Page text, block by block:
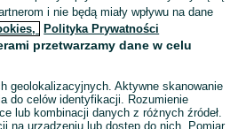
Koszt paczki InPost to 20zł
prosimy o przesłanie danych do
lub SMS.
Kup
i nie będą miały wpływu na dane
Polityka Prywatności
przetwarzamy dane w celu
geolokalizacyjnych. Aktywne skanowanie
do celów identyfikacji. Rozumienie
lub kombinacji danych z różnych źródeł.
na urządzeniu lub dostęp do nich. Pomiar